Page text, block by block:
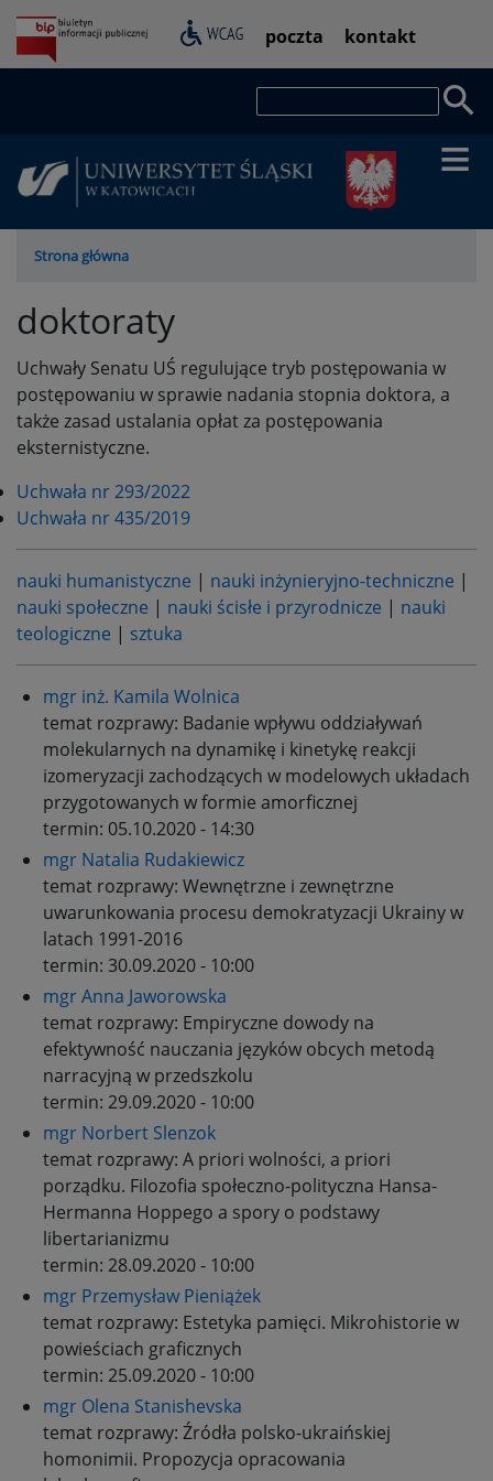
Przejdź
do
treści
Pasek
dostępności
poczta kontakt
Ścieżka
Strona główna
doktoraty
Uchwały Senatu UŚ regulujące tryb postępowania w
postępowaniu w sprawie nadania stopnia doktora, a
także zasad ustalania opłat za postępowania
eksternistyczne.
Uchwała nr 293/2022
Uchwała nr 435/2019
nauki humanistyczne | nauki inżynieryjno-techniczne |
nauki społeczne | nauki ścisłe i przyrodnicze | nauki
teologiczne | sztuka
mgr inż. Kamila Wolnica
temat rozprawy: Badanie wpływu oddziaływań
molekularnych na dynamikę i kinetykę reakcji
izomeryzacji zachodzących w modelowych układach
przygotowanych w formie amorficznej
termin: 05.10.2020 - 14:30
mgr Natalia Rudakiewicz
temat rozprawy: Wewnętrzne i zewnętrzne
uwarunkowania procesu demokratyzacji Ukrainy w
latach 1991-2016
termin: 30.09.2020 - 10:00
mgr Anna Jaworowska
temat rozprawy: Empiryczne dowody na
efektywność nauczania języków obcych metodą
narracyjną w przedszkolu
termin: 29.09.2020 - 10:00
mgr Norbert Slenzok
temat rozprawy: A priori wolności, a priori
porządku. Filozofia społeczno-polityczna Hansa-
Hermanna Hoppego a spory o podstawy
libertarianizmu
termin: 28.09.2020 - 10:00
mgr Przemysław Pieniążek
temat rozprawy: Estetyka pamięci. Mikrohistorie w
powieściach graficznych
termin: 25.09.2020 - 10:00
mgr Olena Stanishevska
temat rozprawy: Źródła polsko-ukraińskiej
homonimii. Propozycja opracowania